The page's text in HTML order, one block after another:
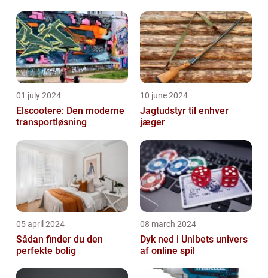
01 july 2024
Elscootere: Den moderne
transportløsning
10 june 2024
Jagtudstyr til enhver
jæger
05 april 2024
Sådan finder du den
perfekte bolig
08 march 2024
Dyk ned i Unibets univers
af online spil